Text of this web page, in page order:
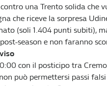
una Trento solida che
che riceve la sorpresa
(soli 1.404 punti subiti),
season e non faranno
con il posticipo tra
può permettersi passi